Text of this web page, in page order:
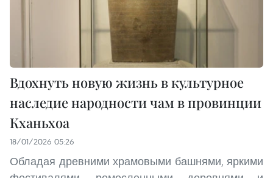
Вдохнуть новую жизнь в культурное
наследие народности чам в провинции
Кханьхоа
18/01/2026 05:26
Обладая древними храмовыми башнями, яркими